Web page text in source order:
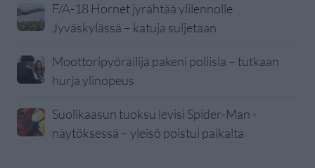
F/A-18 Hornet jyrähtää ylilennolle
Jyväskylässä – katuja suljetaan
Moottoripyöräilijä pakeni poliisia – tutkaan
hurja ylinopeus
Suolikaasun tuoksu levisi Spider-Man -
näytöksessä – yleisö poistui paikalta